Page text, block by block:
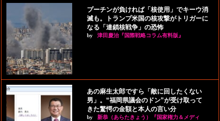
プーチンが負ければ「核使用」でキーウ消
滅も。トランプ米国の核攻撃がトリガーに
なる「連鎖核戦争」の恐怖
by 津田慶治『国際戦略コラム有料版』
あの麻生太郎ですら「敵に回したくない
男」。“福岡県議会のドン”が受け取って
きた驚愕の金額と本人の言い分
by
新恭（あらたきょう）『国家権力＆メディ